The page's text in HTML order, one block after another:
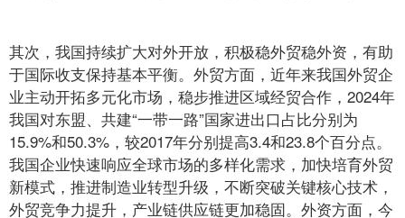
其次，我国持续扩大对外开放，积极稳外贸稳外资，有助
于国际收支保持基本平衡。外贸方面，近年来我国外贸企
业主动开拓多元化市场，稳步推进区域经贸合作，2024年
我国对东盟、共建“一带一路”国家进出口占比分别为
15.9%和50.3%，较2017年分别提高3.4和23.8个百分点。
我国企业快速响应全球市场的多样化需求，加快培育外贸
新模式，推进制造业转型升级，不断突破关键核心技术，
外贸竞争力提升，产业链供应链更加稳固。外资方面，今